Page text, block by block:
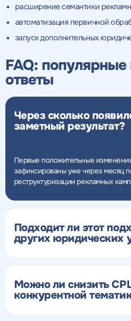
расширение семантики
автоматизация первичной
запуск дополнительных
FAQ:
ответы
Через сколько
заметный результат?
Первые положительные
зафиксированы уже через месяц
реструктуризации рекламных
Подходит ли этот
других юридических
Можно ли снизить
конкурентной